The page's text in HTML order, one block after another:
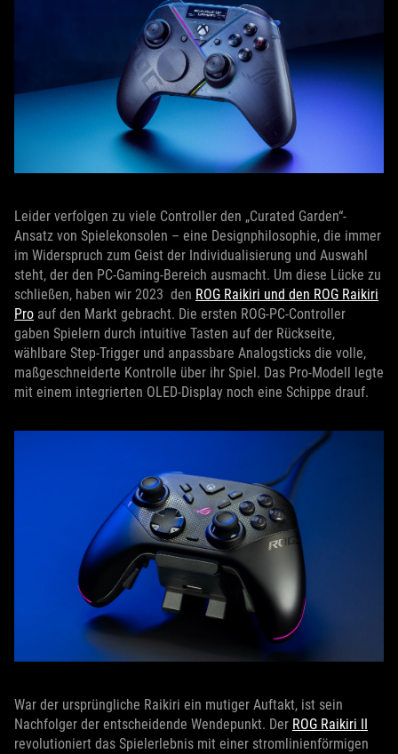
Leider verfolgen zu viele Controller den „Curated Garden“-
Ansatz von Spielekonsolen – eine Designphilosophie, die immer
im Widerspruch zum Geist der Individualisierung und Auswahl
steht, der den PC-Gaming-Bereich ausmacht. Um diese Lücke zu
schließen, haben wir 2023 den ROG Raikiri und den ROG Raikiri
Pro auf den Markt gebracht. Die ersten ROG-PC-Controller
gaben Spielern durch intuitive Tasten auf der Rückseite,
wählbare Step-Trigger und anpassbare Analogsticks die volle,
maßgeschneiderte Kontrolle über ihr Spiel. Das Pro-Modell legte
mit einem integrierten OLED-Display noch eine Schippe drauf.
War der ursprüngliche Raikiri ein mutiger Auftakt, ist sein
Nachfolger der entscheidende Wendepunkt. Der ROG Raikiri II
revolutioniert das Spielerlebnis mit einer stromlinienförmigen